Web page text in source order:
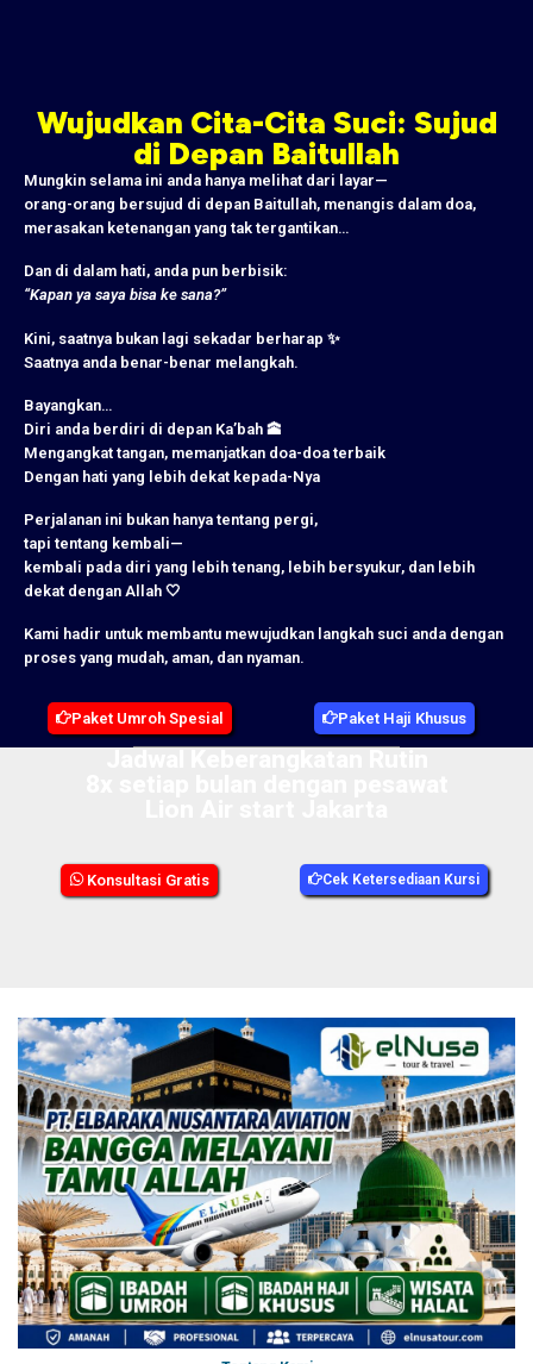
Wujudkan Cita-Cita Suci: Sujud
di Depan Baitullah
Mungkin selama ini anda hanya melihat dari layar—
orang-orang bersujud di depan Baitullah, menangis dalam doa,
merasakan ketenangan yang tak tergantikan…
Dan di dalam hati, anda pun berbisik:
“Kapan ya saya bisa ke sana?”
Kini, saatnya bukan lagi sekadar berharap ✨
Saatnya anda benar-benar melangkah.
Bayangkan…
Diri anda berdiri di depan Ka’bah 🕋
Mengangkat tangan, memanjatkan doa-doa terbaik
Dengan hati yang lebih dekat kepada-Nya
Perjalanan ini bukan hanya tentang pergi,
tapi tentang kembali—
kembali pada diri yang lebih tenang, lebih bersyukur, dan lebih
dekat dengan Allah 🤍
Kami hadir untuk membantu mewujudkan langkah suci anda dengan
proses yang mudah, aman, dan nyaman.
Paket Umroh Spesial Paket Haji Khusus
Konsultasi Gratis Cek Ketersediaan Kursi